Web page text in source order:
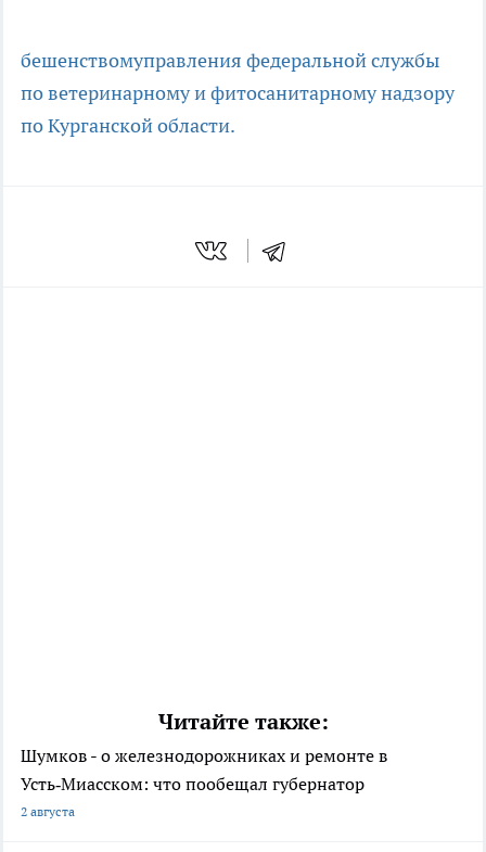
бешенствомуправления федеральной службы
по ветеринарному и фитосанитарному надзору
по Курганской области.
Читайте также:
Шумков - о железнодорожниках и ремонте в
Усть‑Миасском: что пообещал губернатор
2 августа